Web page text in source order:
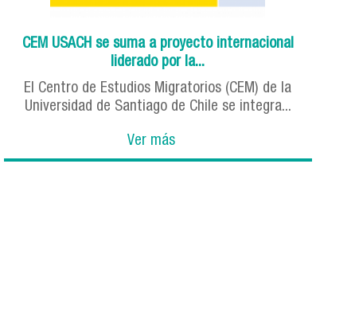
CEM USACH se suma a proyecto internacional
liderado por la...
El Centro de Estudios Migratorios (CEM) de la
Universidad de Santiago de Chile se integra...
Ver más